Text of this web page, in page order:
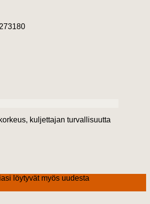
kuljettajan turvallisuutta
löytyvät myös uudesta